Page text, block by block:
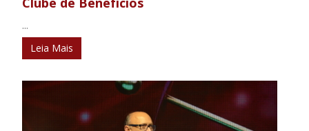
...
Leia Mais